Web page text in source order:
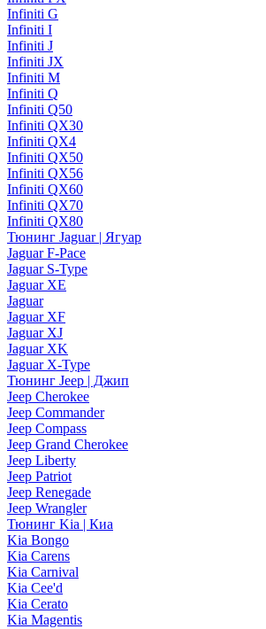
Infiniti G
Infiniti I
Infiniti J
Infiniti JX
Infiniti M
Infiniti Q
Infiniti Q50
Infiniti QX30
Infiniti QX4
Infiniti QX50
Infiniti QX56
Infiniti QX60
Infiniti QX70
Infiniti QX80
Тюнинг Jaguar | Ягуар
Jaguar F-Pace
Jaguar S-Type
Jaguar XE
Jaguar
Jaguar XF
Jaguar XJ
Jaguar XK
Jaguar X-Type
Тюнинг Jeep | Джип
Jeep Cherokee
Jeep Commander
Jeep Compass
Jeep Grand Cherokee
Jeep Liberty
Jeep Patriot
Jeep Renegade
Jeep Wrangler
Тюнинг Kia | Киа
Kia Bongo
Kia Carens
Kia Carnival
Kia Cee'd
Kia Cerato
Kia Magentis